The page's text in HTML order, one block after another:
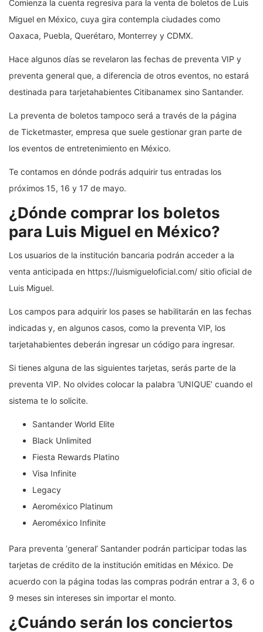
Comienza la cuenta regresiva para la venta de boletos de Luis
Miguel en México, cuya gira contempla ciudades como
Oaxaca, Puebla, Querétaro, Monterrey y CDMX.
Hace algunos días se revelaron las fechas de preventa VIP y
preventa general que, a diferencia de otros eventos, no estará
destinada para tarjetahabientes Citibanamex sino Santander.
La preventa de boletos tampoco será a través de la página
de Ticketmaster, empresa que suele gestionar gran parte de
los eventos de entretenimiento en México.
Te contamos en dónde podrás adquirir tus entradas los
próximos 15, 16 y 17 de mayo.
¿Dónde comprar los boletos
para Luis Miguel en México?
Los usuarios de la institución bancaria podrán acceder a la
venta anticipada en https://luismigueloficial.com/ sitio oficial de
Luis Miguel.
Los campos para adquirir los pases se habilitarán en las fechas
indicadas y, en algunos casos, como la preventa VIP, los
tarjetahabientes deberán ingresar un código para ingresar.
Si tienes alguna de las siguientes tarjetas, serás parte de la
preventa VIP. No olvides colocar la palabra ‘UNIQUE’ cuando el
sistema te lo solicite.
Santander World Elite
Black Unlimited
Fiesta Rewards Platino
Visa Infinite
Legacy
Aeroméxico Platinum
Aeroméxico Infinite
Para preventa ‘general’ Santander podrán participar todas las
tarjetas de crédito de la institución emitidas en México. De
acuerdo con la página todas las compras podrán entrar a 3, 6 o
9 meses sin intereses sin importar el monto.
¿Cuándo serán los conciertos